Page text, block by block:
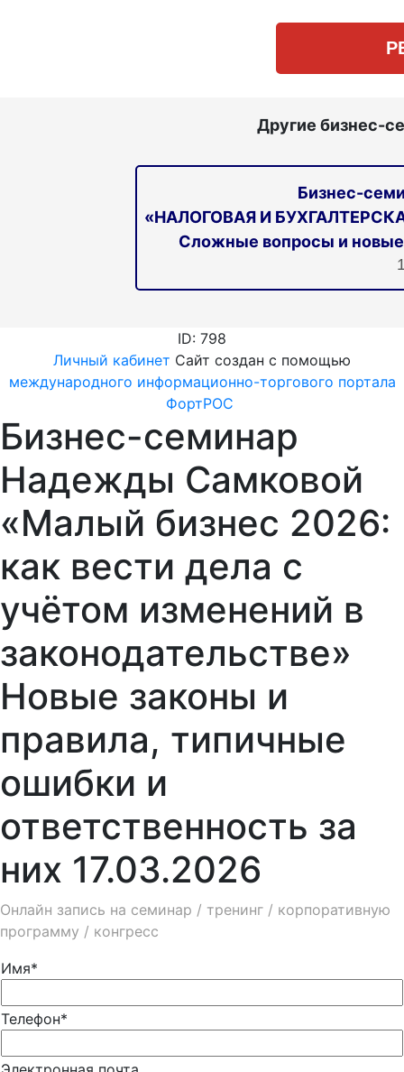
Другие бизнес-
Бизнес-
«НАЛОГОВАЯ И
Сложные вопросы и новые
ID: 798
Личный кабинет Сайт создан с помощью
международного информационно-торгового портала
ФортРОС
Бизнес-семинар
Надежды Самковой
«Малый бизнес 2026:
как вести дела с
учётом изменений в
законодательстве»
Новые законы и
правила, типичные
ошибки и
ответственность за
них 17.03.2026
Онлайн запись на семинар / тренинг / корпоративную
программу / конгресс
Имя*
Телефон*